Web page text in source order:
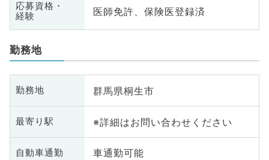
応募資格・
経験
医師免許、保険医登録済
勤務地
勤務地 群馬県桐生市
最寄り駅 ※詳細はお問い合わせください
自動車通勤 車通勤可能